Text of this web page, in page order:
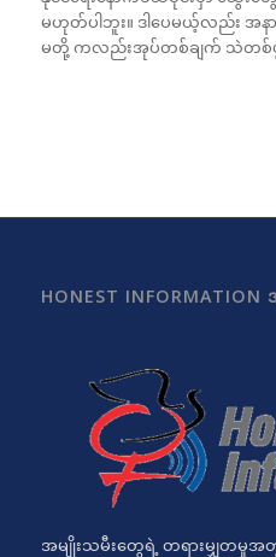
မဟုတ်ပါဘူး။ ဒါပေမယ့်လည်း အန
မတို့ ကလည်းအုပ်တစ်ချက် သဲတစ်ပွင့်
HONEST INFORMATION
အမျိုးသမီးတွေရဲ့ တရားမျှတမှုအ